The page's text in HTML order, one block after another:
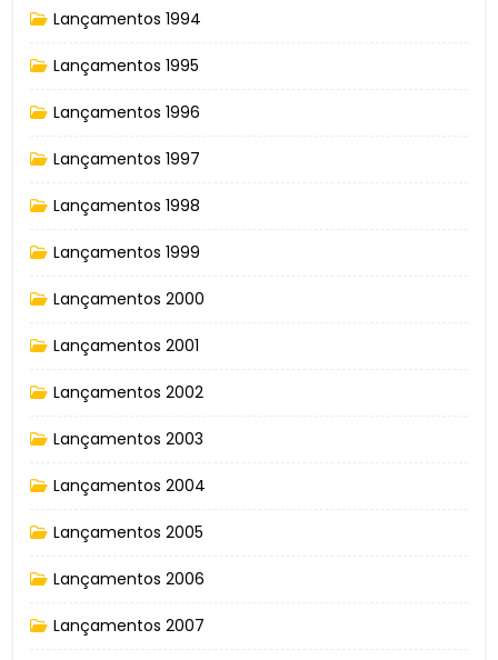
Lançamentos 1994
Lançamentos 1995
Lançamentos 1996
Lançamentos 1997
Lançamentos 1998
Lançamentos 1999
Lançamentos 2000
Lançamentos 2001
Lançamentos 2002
Lançamentos 2003
Lançamentos 2004
Lançamentos 2005
Lançamentos 2006
Lançamentos 2007